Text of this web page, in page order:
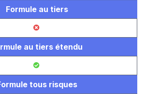
Formule au tiers
au tiers étendu
tous risques